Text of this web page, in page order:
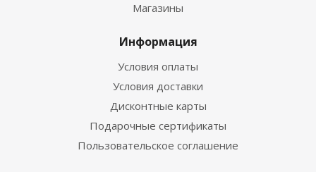
Магазины
Информация
Условия оплаты
Условия доставки
Дисконтные карты
Подарочные сертификаты
Пользовательское соглашение